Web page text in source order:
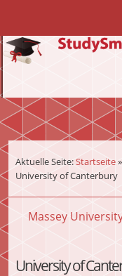
Aktuelle Seite:Startseite»
University of Canterbury
Massey
University of